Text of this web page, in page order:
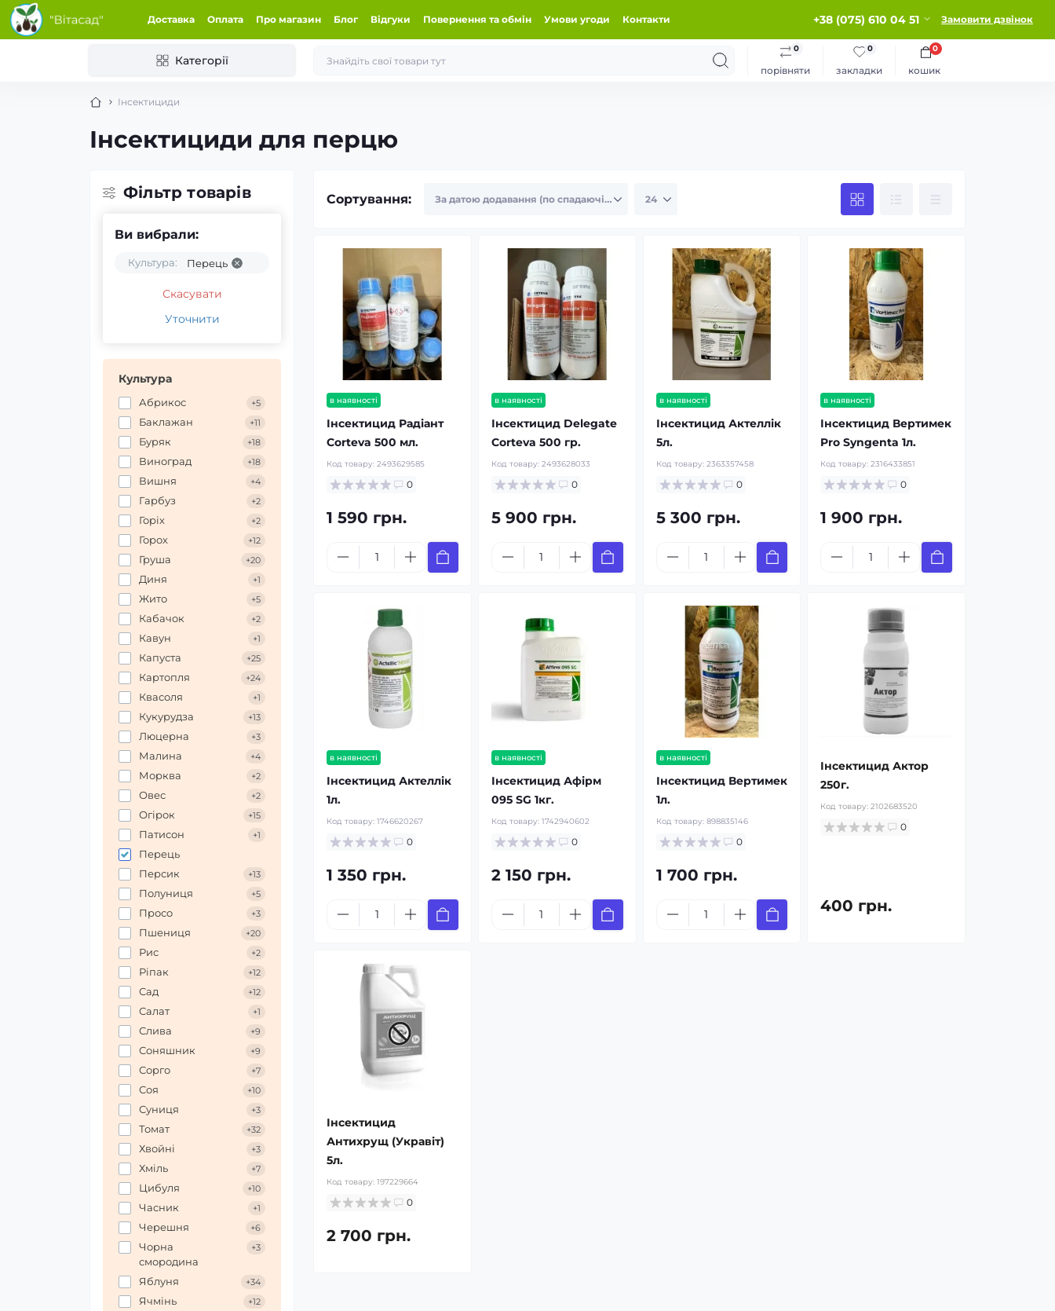
Доставка Оплата Про магазин Блог Відгуки Повернення та обмін Умови угоди Контакти +38 (075) 610 04 51 Замовити дзвінок
Категорії
порівняти
0
закладки
0
кошик
0
Інсектициди
Інсектициди для перцю
Фільтр товарів
Ви вибрали:
Культура: Перець
Скасувати
Уточнити
Культура
Абрикос +5
Баклажан +11
Буряк +18
Виноград +18
Вишня +4
Гарбуз +2
Горіх +2
Горох +12
Груша +20
Диня +1
Жито +5
Кабачок +2
Кавун +1
Капуста +25
Картопля +24
Квасоля +1
Кукурудза +13
Люцерна +3
Малина +4
Морква +2
Овес +2
Огірок +15
Патисон +1
Перець
Персик
+13
Полуниця +5
Просо +3
Пшениця +20
Рис +2
Ріпак +12
Сад +12
Салат +1
Слива +9
Соняшник +9
Сорго +7
Соя +10
Суниця +3
Томат +32
Хвойні +3
Хміль +7
Цибуля +10
Часник +1
Черешня +6
Чорна
смородина
+3
Яблуня +34
Ячмінь +12
Сортування:
в наявності
Інсектицид Радіант
Corteva 500 мл.
Код товару: 2493629585
0
1 590 грн.
в наявності
Інсектицид Delegate
Corteva 500 гр.
Код товару: 2493628033
0
5 900 грн.
в наявності
Інсектицид Актеллік
5л.
Код товару: 2363357458
0
5 300 грн.
в наявності
Інсектицид Вертимек
Pro Syngenta 1л.
Код товару:2316433851
0
1 900 грн.
в наявності
Інсектицид Актеллік
1л.
Код товару: 1746620267
0
1 350 грн.
в наявності
Інсектицид Афірм
095 SG 1кг.
Код товару: 1742940602
0
2 150 грн.
в наявності
Інсектицид Вертимек
1л.
Код товару: 898835146
0
1 700 грн.
Інсектицид Актор
250г.
Код товару:2102683520
0
400 грн.
Інсектицид
Антихрущ (Укравіт)
5л.
Код товару: 197229664
0
2 700 грн.